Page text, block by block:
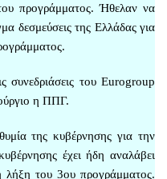
προγράμματος. Ήθελαν να
δεσμεύσεις της Ελλάδας για
του Eurogroup
η ΠΠΓ.
της κυβέρνησης για την
έχει ήδη αναλάβει
λήξη του 3ου προγράμματος.